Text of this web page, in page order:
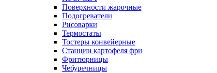
Поверхности жарочные
Подогреватели
Рисоварки
Термостаты
Тостеры конвейерные
Станции картофеля фри
Фритюрницы
Чебуречницы